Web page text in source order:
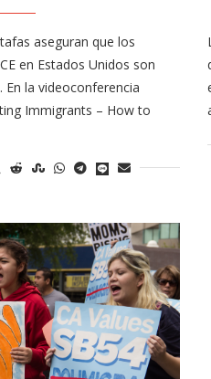
aseguran que los
en Estados Unidos son
En la videoconferencia
Immigrants – How to